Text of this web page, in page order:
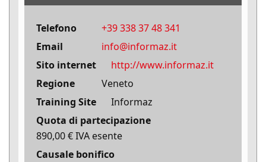
Telefono
+39 338 37 48 341
Email
info@informaz.it
Sito internet
http://www.informaz.it
Regione
Veneto
Training Site
Informaz
Quota di partecipazione
890,00 € IVA esente
Causale bonifico